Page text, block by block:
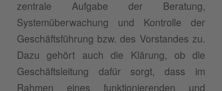
zentrale Aufgabe der Beratung,
Systemüberwachung und Kontrolle der
Geschäftsführung bzw. des Vorstandes zu.
Dazu gehört auch die Klärung, ob die
Geschäftsleitung dafür sorgt, dass im
Rahmen eines funktionierenden und